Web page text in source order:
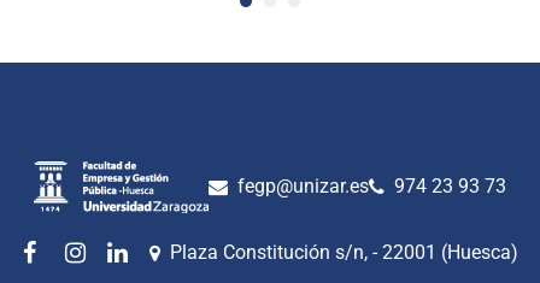
fegp@unizar.es 974 23 93 73
Plaza Constitución s/n, - 22001 (Huesca)